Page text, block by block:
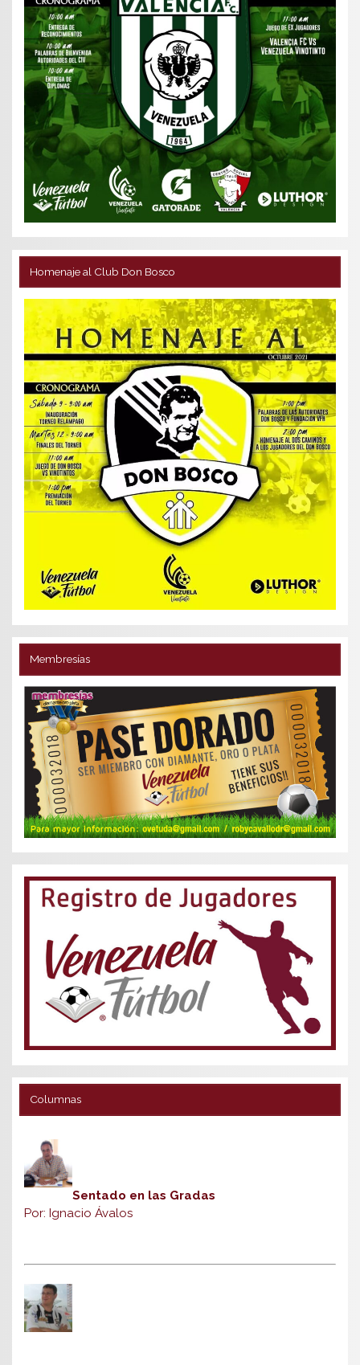
Homenaje al Club Don Bosco
Membresías
Columnas
Sentado en las Gradas
Por: Ignacio Ávalos